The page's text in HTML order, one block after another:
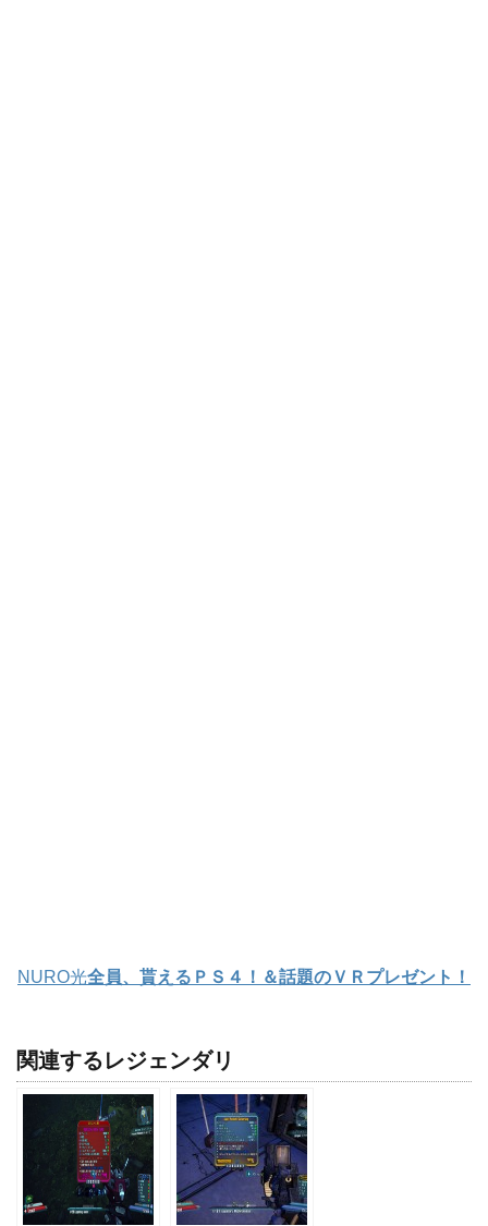
NURO光全員、貰えるＰＳ４！＆話題のＶＲプレゼント！
関連するレジェンダリ